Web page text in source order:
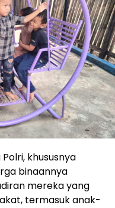
khususnya
binaannya
mereka yang
termasuk anak-